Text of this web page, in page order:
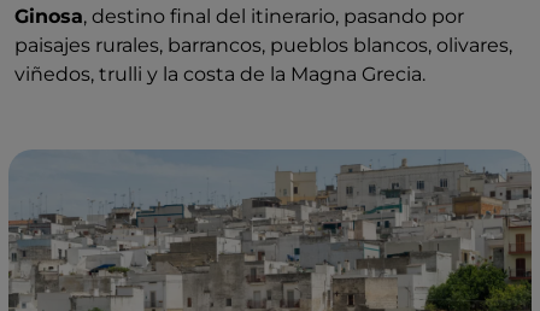
Ginosa, destino final del itinerario, pasando por
paisajes rurales, barrancos, pueblos blancos, olivares,
viñedos, trulli y la costa de la Magna Grecia.